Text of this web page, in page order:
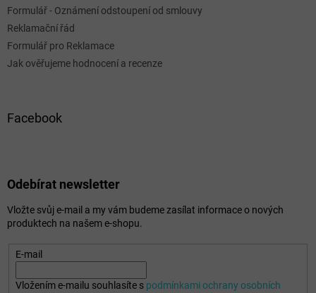
Formulář - Oznámení odstoupení od smlouvy
Reklamační řád
Formulář pro Reklamace
Jak ověřujeme hodnocení a recenze
Facebook
Odebírat newsletter
Vložte svůj e-mail a my vám budeme zasílat informace o nových
produktech na našem e-shopu.
E-mail
Vložením e-mailu souhlasíte s podmínkami ochrany osobních